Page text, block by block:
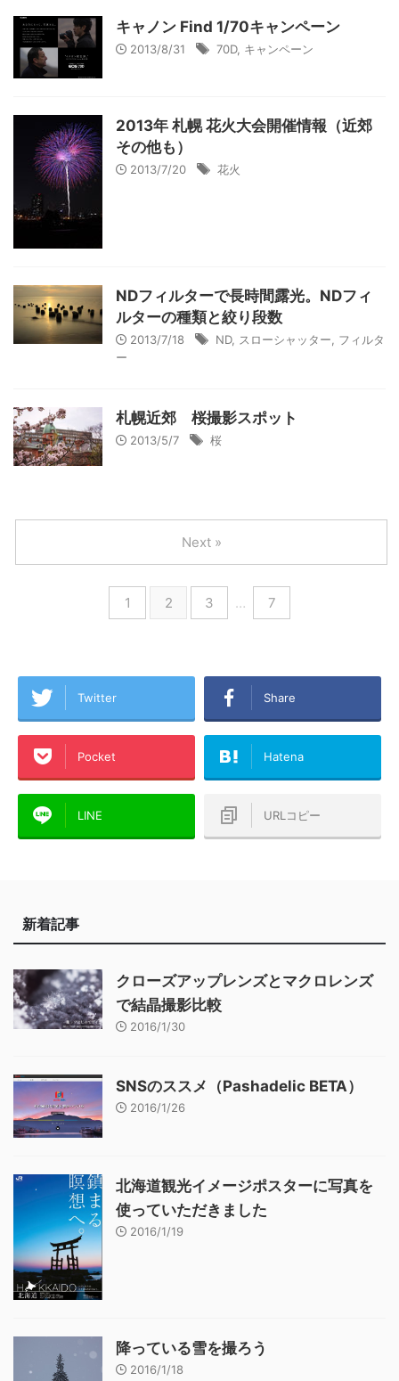
キャノン Find 1/70キャンペーン
2013/8/31 70D, キャンペーン
2013年 札幌 花火大会開催情報（近郊
その他も）
2013/7/20 花火
NDフィルターで長時間露光。NDフィ
ルターの種類と絞り段数
2013/7/18 ND, スローシャッター
フィルタ
ー
札幌近郊 桜撮影スポット
2013/5/7 桜
1 2 3 … 7
Next »
Twitter Share
Pocket Hatena
LINE URLコピー
新着記事
クローズアップレンズとマクロレンズ
で結晶撮影比較
2016/1/30
SNSのススメ（Pashadelic BETA）
2016/1/26
北海道観光イメージポスターに写真を
使っていただきました
2016/1/19
降っている雪を撮ろう
2016/1/18